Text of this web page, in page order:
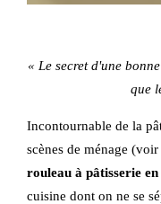
« Le secret d'une
que
Incontournable de la
scènes de ménage
rouleau à pâtisserie
cuisine dont on ne se